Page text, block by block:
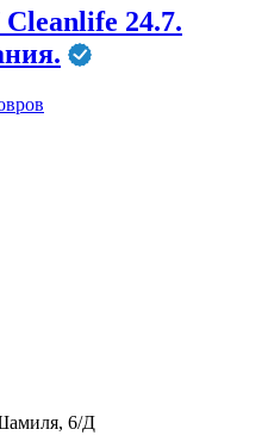
24.7.
6/Д